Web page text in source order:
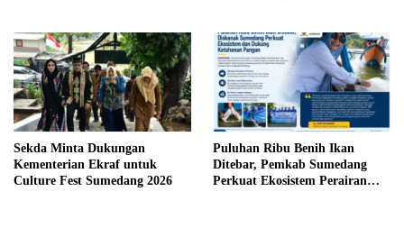
Sekda Minta Dukungan
Kementerian Ekraf untuk
Culture Fest Sumedang 2026
Puluhan Ribu Benih Ikan
Ditebar, Pemkab Sumedang
Perkuat Ekosistem Perairan